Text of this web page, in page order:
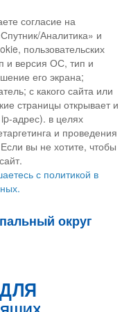
согласие на
Аналитика» и
пользовательских
и версия ОС, тип и
его экрана;
с какого сайта или
страницы открывает и
адрес). в целях
и проведения
вы не хотите, чтобы
с политикой в